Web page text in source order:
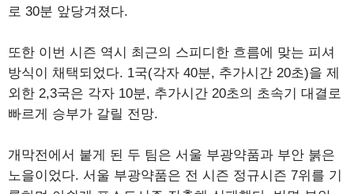
로 30분 앞당겨졌다.
또한 이번 시즌 역시 최근의 스피디한 흐름에 맞는 피셔
방식이 채택되었다. 1국(각자 40분, 추가시간 20초)을 제
외한 2,3국은 각자 10분, 추가시간 20초의 초속기 대결로
빠르게 승부가 갈릴 전망.
개막전에서 붙게 된 두 팀은 서울 부광약품과 부안 붉은
노을이었다. 서울 부광약품은 전 시즌 정규시즌 7위를 기